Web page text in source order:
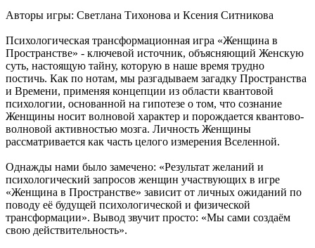
Авторы игры: Светлана Тихонова и Ксения Ситникова
Психологическая трансформационная игра «Женщина в
Пространстве» - ключевой источник, объясняющий Женскую
суть, настоящую тайну, которую в наше время трудно
постичь. Как по нотам, мы разгадываем загадку Пространства
и Времени, применяя концепции из области квантовой
психологии, основанной на гипотезе о том, что сознание
Женщины носит волновой характер и порождается квантово-
волновой активностью мозга. Личность Женщины
рассматривается как часть целого измерения Вселенной.
Однажды нами было замечено: «Результат желаний и
психологический запросов женщин участвующих в игре
«Женщина в Пространстве» зависит от личных ожиданий по
поводу её будущей психологической и физической
трансформации». Вывод звучит просто: «Мы сами создаём
свою действительность».